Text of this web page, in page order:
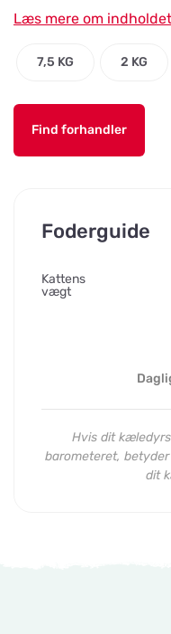
Læs mere om indholdet
7,5 KG 2 KG
Find forhandler
Foderguide
Kattens
vægt
Hvis dit
barometeret,
dit